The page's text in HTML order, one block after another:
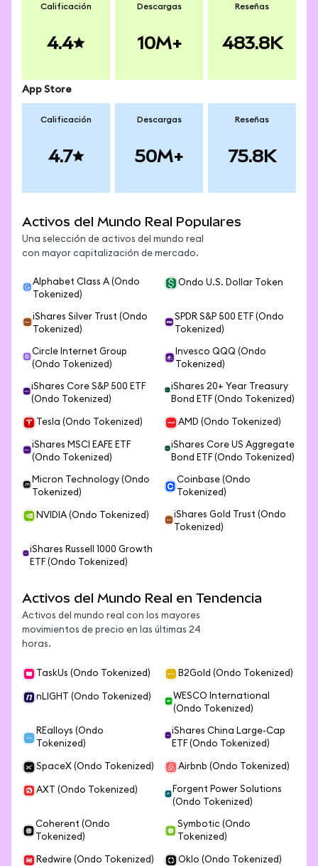
Calificación
4.4
Descargas
10M+
Reseñas
483.8K
App Store
Calificación
4.7
Descargas
50M+
Reseñas
75.8K
Activos del Mundo Real Populares
Una selección de activos del mundo real
con mayor capitalización de mercado.
Alphabet Class A (Ondo
Tokenized)
Ondo U.S. Dollar Token
iShares Silver Trust (Ondo
Tokenized)
SPDR S&P 500 ETF (Ondo
Tokenized)
Circle Internet Group
(Ondo Tokenized)
Invesco QQQ (Ondo
Tokenized)
iShares Core S&P 500 ETF
(Ondo Tokenized)
iShares 20+ Year Treasury
Bond ETF (Ondo Tokenized)
Tesla (Ondo Tokenized) AMD (Ondo Tokenized)
iShares MSCI EAFE ETF
(Ondo Tokenized)
iShares Core US Aggregate
Bond ETF (Ondo Tokenized)
Micron Technology (Ondo
Tokenized)
Coinbase (Ondo
Tokenized)
NVIDIA (Ondo Tokenized)
iShares Gold Trust (Ondo
Tokenized)
iShares Russell 1000 Growth
ETF (Ondo Tokenized)
Activos del Mundo Real en Tendencia
Activos del mundo real con los mayores
movimientos de precio en las últimas 24
horas.
TaskUs (Ondo Tokenized) B2Gold (Ondo Tokenized)
nLIGHT (Ondo Tokenized)
WESCO International
(Ondo Tokenized)
REalloys (Ondo
Tokenized)
iShares China Large-Cap
ETF (Ondo Tokenized)
SpaceX (Ondo Tokenized) Airbnb (Ondo Tokenized)
AXT (Ondo Tokenized)
Forgent Power Solutions
(Ondo Tokenized)
Coherent (Ondo
Tokenized)
Symbotic (Ondo
Tokenized)
Redwire (Ondo Tokenized) Oklo (Ondo Tokenized)